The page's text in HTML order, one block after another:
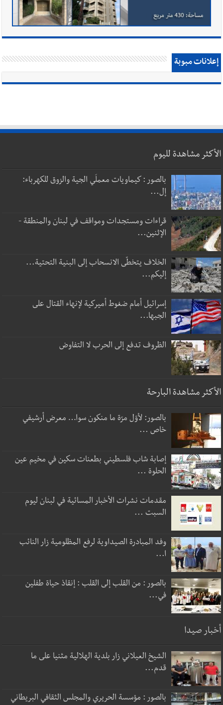
إعلانات مبوبة
الأكثر مشاهدة لليوم
بالصور : كيماويات معملَي الجية والزوق للكهرباء:
إل...
قراءات ومستجدات ومواقف في لبنان والمنطقة -
الإثنين...
الخلاف يتخطّى الانسحاب إلى البنية التحتية...
إليكم...
إسرائيل أمام ضغوط أميركية لإنهاء القتال على
الجبها...
الظروف تدفع إلى الحرب لا التفاوض
الأكثر مشاهدة البارحة
بالصور: لأوّل مرّة ما منكون سوا… معرض أرشيفي
خاص ...
إصابة شاب فلسطيني بطعنات سكين في مخيم عين
الحلوة ...
مقدمات نشرات الأخبار المسائية في لبنان ليوم
السبت ...
وفد المبادرة الصيداوية لرفع المظلومية زار النائب
ا...
بالصور : من القلب إلى القلب : إنقاذ حياة طفلين
في...
أخبار صيدا
الشيخ العيلاني زار بلدية الهلالية مثنيا على ما
قدم...
بالصور : مؤسسة الحريري والمجلس الثقافي البريطاني